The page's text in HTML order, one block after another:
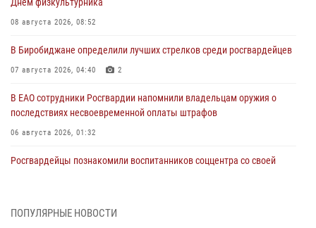
08 августа 2026, 08:52
В Биробиджане определили лучших стрелков среди росгвардейцев
07 августа 2026, 04:40 2
В ЕАО сотрудники Росгвардии напомнили владельцам оружия о
последствиях несвоевременной оплаты штрафов
06 августа 2026, 01:32
Росгвардейцы познакомили воспитанников соццентра со своей
ПОПУЛЯРНЫЕ НОВОСТИ